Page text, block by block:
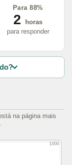
Para 88%
2
horas
para responder
na página mais
1000